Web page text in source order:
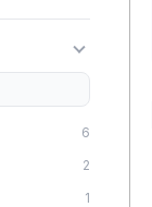
6
2
1